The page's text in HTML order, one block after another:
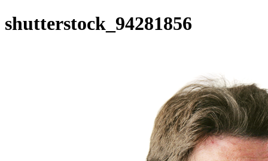
shutterstock_94281856